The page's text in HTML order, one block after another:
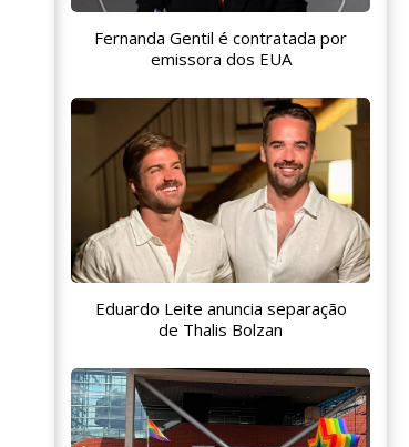
Fernanda Gentil é contratada por
emissora dos EUA
Eduardo Leite anuncia separação
de Thalis Bolzan